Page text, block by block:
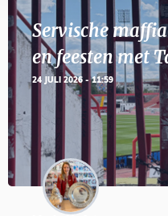
Servische
en feesten met
24 JULI 2026 - 11:59